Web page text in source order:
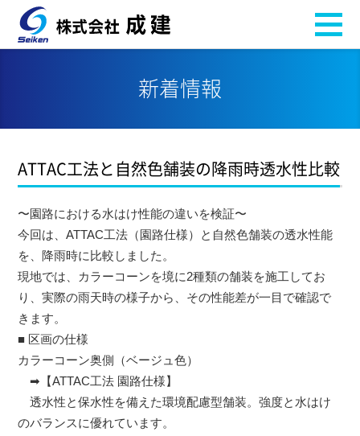
新着情報
ATTAC工法と自然色舗装の降雨時透水性比較
〜園路における水はけ性能の違いを検証〜
今回は、ATTAC工法（園路仕様）と自然色舗装の透水性能
を、降雨時に比較しました。
現地では、カラーコーンを境に2種類の舗装を施工してお
り、実際の雨天時の様子から、その性能差が一目で確認で
きます。
■ 区画の仕様
カラーコーン奥側（ベージュ色）
➡【ATTAC工法 園路仕様】
透水性と保水性を備えた環境配慮型舗装。強度と水はけ
のバランスに優れています。